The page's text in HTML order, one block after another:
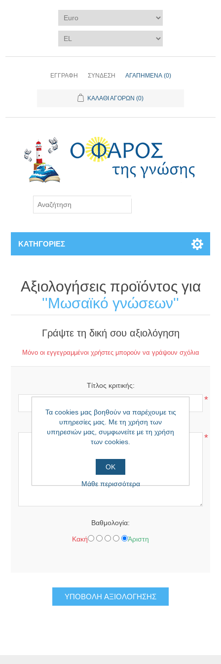
ΕΓΓΡΑΦΉ ΣΎΝΔΕΣΗ ΑΓΑΠΗΜΈΝΑ (0)
ΚΑΛΆΘΙ ΑΓΟΡΏΝ (0)
ΚΑΤΗΓΟΡΊΕΣ
Αξιολογήσεις προϊόντος για
Μωσαϊκό γνώσεων
Γράψτε τη δική σου αξιολόγηση
Μόνο οι εγγεγραμμένοι χρήστες μπορούν να γράψουν σχόλια
Τίτλος κριτικής:
*
Κείμενο αξιολόγησης:
*
Βαθμολογία:
Κακή Άριστη
ΥΠΟΒΟΛΉ ΑΞΙΟΛΌΓΗΣΗΣ
Τα cookies μας βοηθούν να παρέχουμε τις
υπηρεσίες μας. Με τη χρήση των
υπηρεσιών μας, συμφωνείτε με τη χρήση
των cookies.
ΟΚ
Μάθε περισσότερα